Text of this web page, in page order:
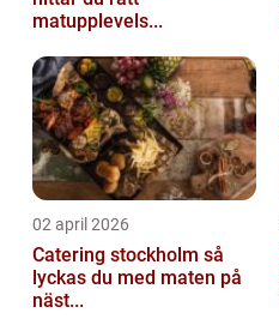
matupplevels...
02 april 2026
Catering stockholm så
lyckas du med maten på
näst...